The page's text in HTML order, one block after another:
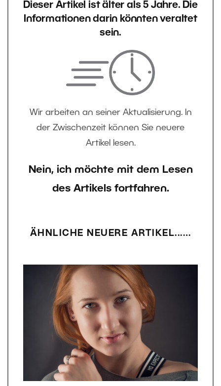
Dieser Artikel ist älter als 5 Jahre. Die
Informationen darin könnten veraltet
sein.
Wir arbeiten an seiner Aktualisierung. In
der Zwischenzeit können Sie neuere
Artikel lesen.
Nein, ich möchte mit dem Lesen
des Artikels fortfahren.
ÄHNLICHE NEUERE ARTIKEL...…